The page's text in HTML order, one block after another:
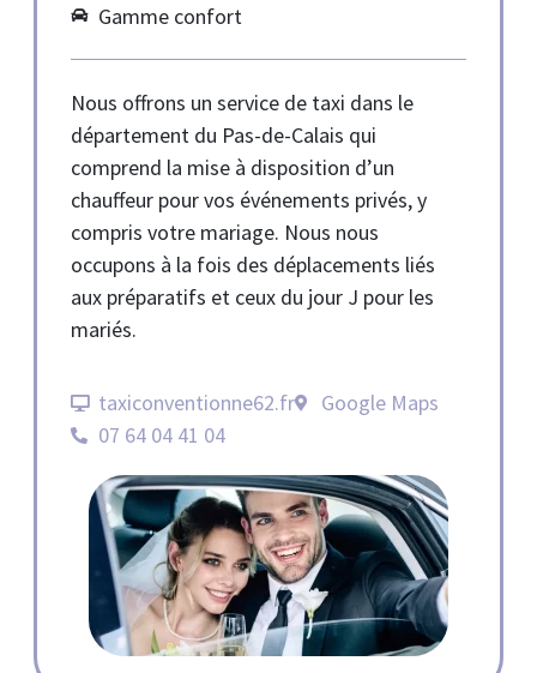
Gamme confort
Nous offrons un service de taxi dans le
département du Pas-de-Calais qui
comprend la mise à disposition d’un
chauffeur pour vos événements privés, y
compris votre mariage. Nous nous
occupons à la fois des déplacements liés
aux préparatifs et ceux du jour J pour les
mariés.
taxiconventionne62.fr
Google Maps
07 64 04 41 04